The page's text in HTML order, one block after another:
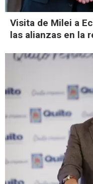
Visita de Milei a
las alianzas en la